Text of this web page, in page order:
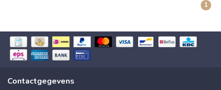
1
Contactgegevens